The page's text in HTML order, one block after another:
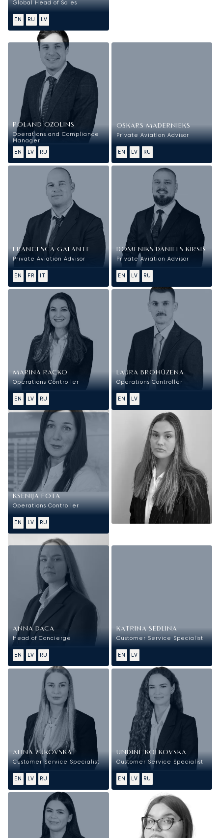
Global Head of Sales
EN RU LV
Vendite
ROLAND OZOLINS
Operations and Compliance
Manager
EN
LV RU
OSKARS MADERNIEKS
Private Aviation Advisor
EN LV RU
FRANCESCA GALANTE
Private Aviation Advisor
EN FR IT
DOMENIKS DANIELS KIRSIS
Private Aviation Advisor
EN LV RU
MARINA RACKO
Operations Controller
EN LV RU
LAURA BROHŪZENA
Operations Controller
EN LV
KSENIJA FOTA
Operations Controller
EN LV RU
Concierge
ANNA DACA
Head of Concierge
EN LV RU
KATRINA SEDLINA
Customer Service Specialist
EN LV
ALINA ZUKOVSKA
Customer Service Specialist
EN LV RU
UNDĪNE KOLKOVSKA
Customer Service Specialist
EN LV RU